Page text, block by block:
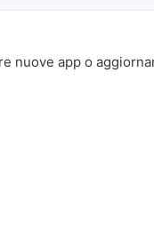
nuove app o